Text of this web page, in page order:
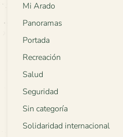
Mi Arado
Panoramas
Portada
Recreación
Salud
Seguridad
Sin categoría
Solidaridad internacional